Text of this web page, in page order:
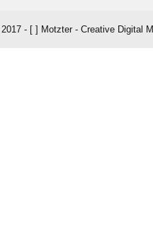
- [ ] Motzter - Creative Digital